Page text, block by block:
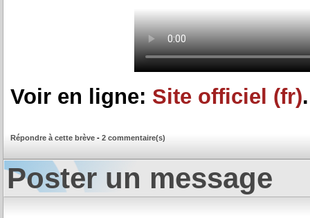
Voir en ligne: Site officiel (fr).
Répondre à cette brève - 2 commentaire(s)
Poster un message